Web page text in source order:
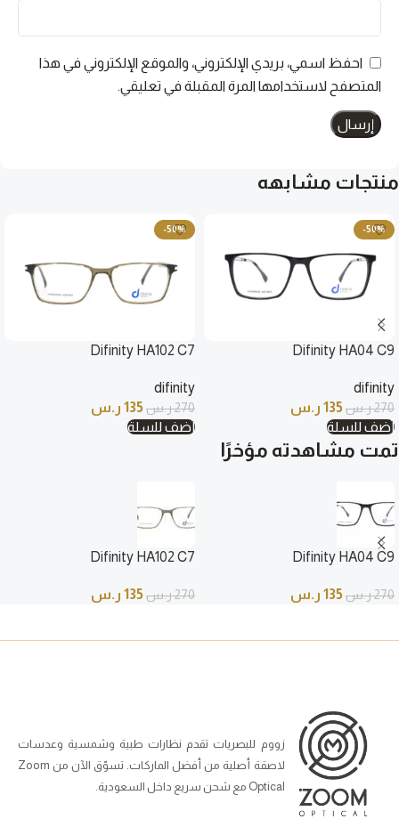
احفظ اسمي، بريدي الإلكتروني، والموقع الإلكتروني في هذا
المتصفح لاستخدامها المرة المقبلة في تعليقي.
منتجات مشابهه
-50%
Difinity HA04 C9
difinity
270ر.س135 ر.س
أضف للسلة
-50%
Difinity HA102 C7
difinity
270ر.س135 ر.س
أضف للسلة
تمت مشاهدته مؤخرًا
Difinity HA04 C9
270ر.س135 ر.س
Difinity HA102 C7
270ر.س135 ر.س
زووم للبصريات تقدم نظارات طبية وشمسية وعدسات
لاصقة أصلية من أفضل الماركات. تسوّق الآن من Zoom
Optical مع شحن سريع داخل السعودية.